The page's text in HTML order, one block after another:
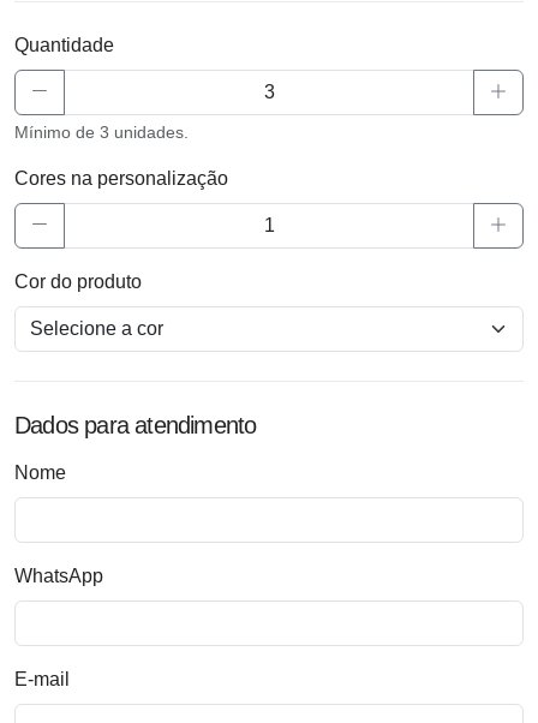
Quantidade
Mínimo de 3 unidades.
Cores na personalização
Cor do produto
Dados para atendimento
Nome
WhatsApp
E-mail